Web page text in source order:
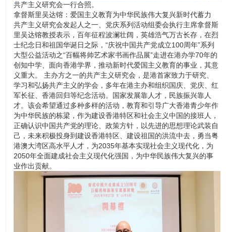
共产主义研究会一行合照。
拿督斯里吴达镕：爱国主义教育为中华民族伟大复兴新时代蓄力
共产主义研究会发起人之一、党庆系列活动组委会执行主席拿督斯
里吴达镕教授表示，百年征程波澜壮阔，英雄浩气万古长存，在烈
士纪念日和祖国华诞日之际，“庆祝中国共产党成立100周年”系列
大型公益活动之“百幅将帅艺术家书画作品展”走进在港办学70年的
创知中学、面向香港学界，推动新时代爱国主义教育的事业，其意
义重大。 主办方之一的共产主义研究会，是港首家致力于研究、
学习和弘扬共产主义的学会，多年在港主办和组织国庆、党庆、红
军长征、香港回归等纪念活动。国家发展靠人才，民族振兴靠人
才。该会希望通过多种多样的活动，教育和引导广大香港青少年作
为中华民族的栋梁，作为建设香港特区和社会主义中国的接班人，
正确认识中国共产党的理论、政策方针，以先进的思想理论武装自
己，未来积极投身到建设香港特区、建设祖国的洪流中去，勇当粤
港澳大湾区高水平人才，为2035年基本实现社会主义现代化，为
2050年全面建成社会主义现代化强国，为中华民族伟大复兴的事
业作出贡献。